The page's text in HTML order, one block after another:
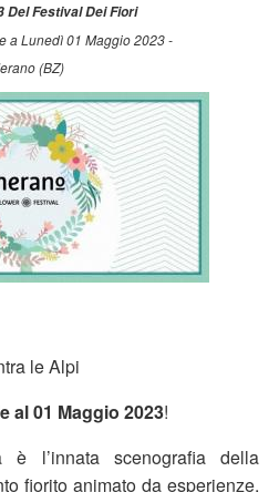
Del Festival Dei Fiori
a Lunedì 01 Maggio 2023 -
(BZ)
le Alpi
al 01 Maggio 2023!
l’innata scenografia della
fiorito animato da esperienze,